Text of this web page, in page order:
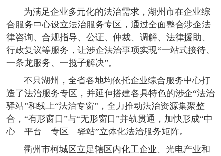
为满足企业多元化的法治需求，湖州市在企业综
合服务中心设立法治服务专区，通过全面整合涉企法
律咨询、合规指导、公证、仲裁、调解、法律援助、
行政复议等服务，让涉企法治事项实现“一站式接待、
一条龙服务、一揽子解决”。
不只湖州，全省各地均依托企业综合服务中心打
造了法治服务专区，并延伸搭建各具特色的涉企“法治
驿站”和线上“法治专窗”，全力推动法治资源集聚整
合，“有形窗口”与“无形窗口”并轨贯通，加快形成“中
心—平台—专区—驿站”立体化法治服务矩阵。
衢州市柯城区立足辖区内化工企业、光电产业和